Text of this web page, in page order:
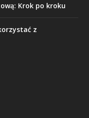
Krok po kroku
z